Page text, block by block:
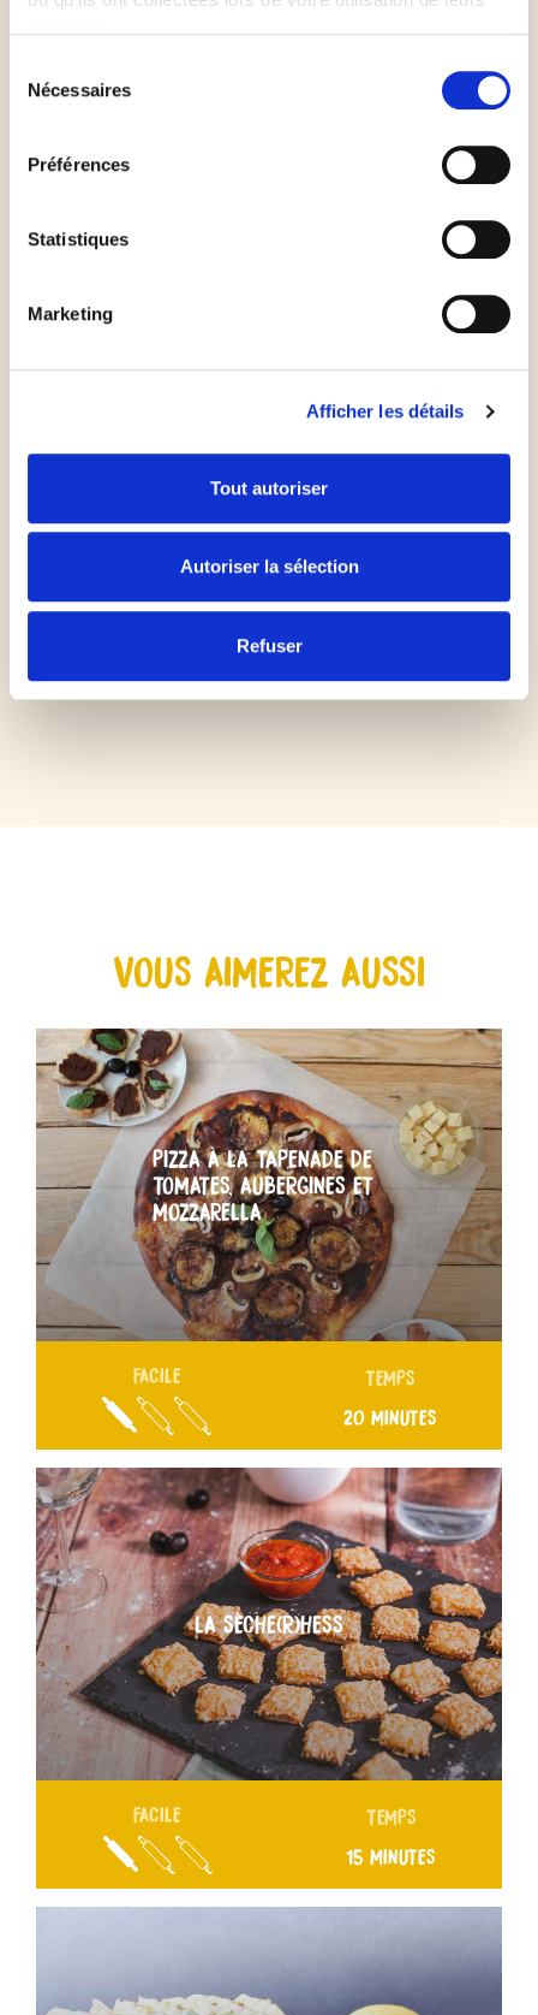
Nécessaires
Préférences
Statistiques
Marketing
Afficher les détails
Tout autoriser
Autoriser la sélection
Refuser
four ou l'Air fryer pour obtenir une base
utilisé.
Sortez la Pinsa du four ou de l'Air fryer et garnissez
Bon appétit !
VOUS AIMEREZ AUSSI
PIZZA À LA TAPENADE DE
TOMATES, AUBERGINES ET
MOZZARELLA
FACILE TEMPS
20 MINUTES
LA SÈCHE(R)HESS
FACILE TEMPS
15 MINUTES